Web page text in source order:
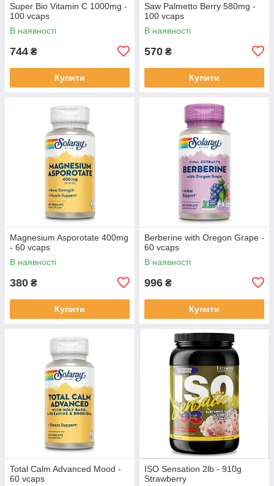
Super Bio Vitamin C 1000mg -
100 vcaps
В наявності
744 ₴
Купити
Saw Palmetto Berry 580mg -
100 vcaps
В наявності
570 ₴
Купити
Magnesium Asporotate 400mg
- 60 vcaps
В наявності
380 ₴
Купити
Berberine with Oregon Grape -
60 vcaps
В наявності
996 ₴
Купити
Total Calm Advanced Mood -
60 vcaps
ISO Sensation 2lb - 910g
Strawberry